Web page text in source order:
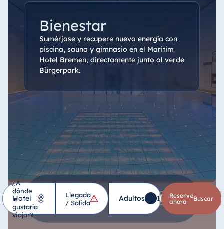
Bienestar
Sumérjase y recupere nueva energía con
piscina, sauna y gimnasio en el Maritim
Hotel Bremen, directamente junto al verde
Bürgerpark.
¿A
dónde
le
gustaría
viajar?
*
Hotel
Llegada
/ Salida
Adultos 1 Niños 0
Reserve
ahora
buscar